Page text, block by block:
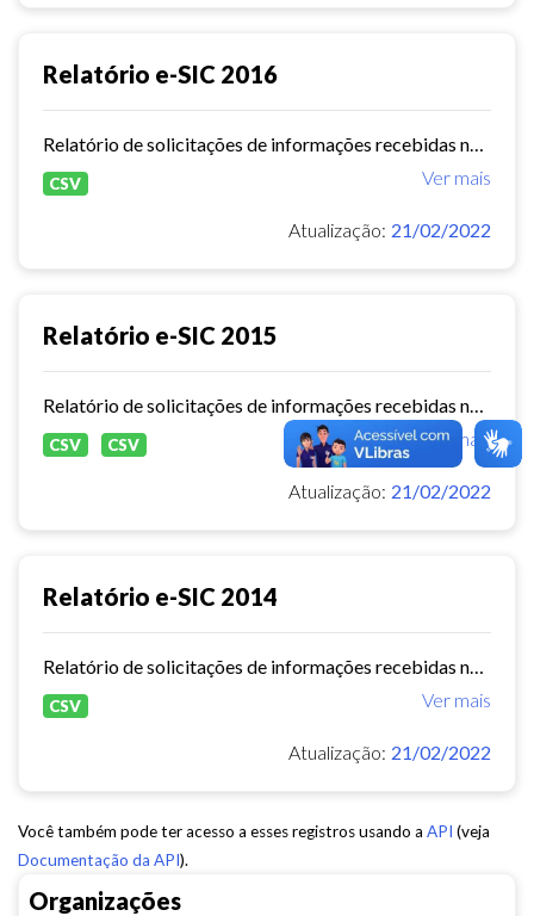
Organizações
Relatório e-SIC 2016
Ver mais
CSV
Atualização: 21/02/2022
Relatório e-SIC 2015
Ver mais
CSV CSV
Atualização: 21/02/2022
Relatório e-SIC 2014
Ver mais
CSV
Atualização: 21/02/2022
Você também pode ter acesso a esses registros usando a API (veja
Documentação da API).